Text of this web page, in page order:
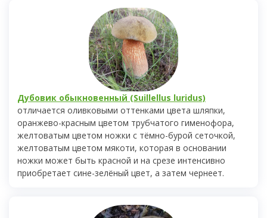
Дубовик обыкновенный (Suillellus luridus)
отличается оливковыми оттенками цвета шляпки,
оранжево-красным цветом трубчатого гименофора,
желтоватым цветом ножки с тёмно-бурой сеточкой,
желтоватым цветом мякоти, которая в основании
ножки может быть красной и на срезе интенсивно
приобретает сине-зелёный цвет, а затем чернеет.